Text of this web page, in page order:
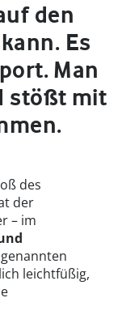
den
Es
Man
stößt mit
des
der
– im
leichtfüßig,